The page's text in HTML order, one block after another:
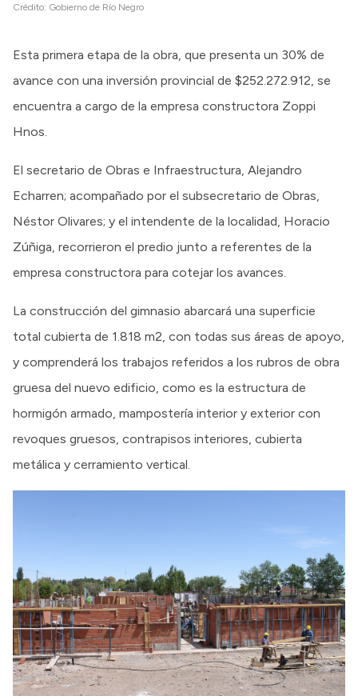
Crédito: Gobierno de Río Negro
Esta primera etapa de la obra, que presenta un 30% de
avance con una inversión provincial de $252.272.912, se
encuentra a cargo de la empresa constructora Zoppi
Hnos.
El secretario de Obras e Infraestructura, Alejandro
Echarren; acompañado por el subsecretario de Obras,
Néstor Olivares; y el intendente de la localidad, Horacio
Zúñiga, recorrieron el predio junto a referentes de la
empresa constructora para cotejar los avances.
La construcción del gimnasio abarcará una superficie
total cubierta de 1.818 m2, con todas sus áreas de apoyo,
y comprenderá los trabajos referidos a los rubros de obra
gruesa del nuevo edificio, como es la estructura de
hormigón armado, mampostería interior y exterior con
revoques gruesos, contrapisos interiores, cubierta
metálica y cerramiento vertical.